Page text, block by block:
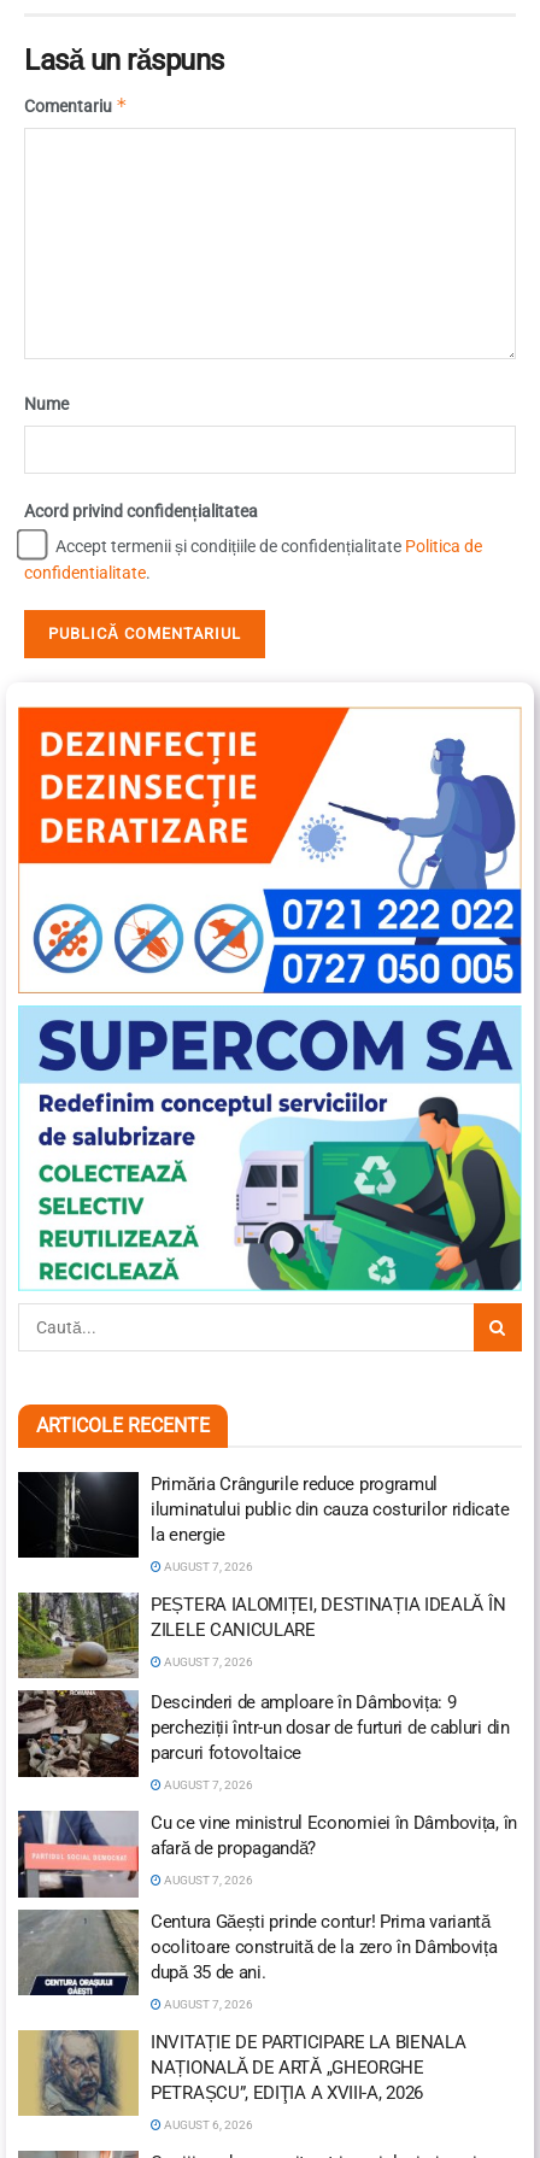
Lasă un răspuns
Comentariu *
Nume
Acord privind confidențialitatea
Accept termenii și condițiile de confidențialitate Politica de
confidentialitate.
ARTICOLE RECENTE
Primăria Crângurile reduce programul
iluminatului public din cauza costurilor ridicate
la energie
AUGUST 7, 2026
PEȘTERA IALOMIȚEI, DESTINAȚIA IDEALĂ ÎN
ZILELE CANICULARE
AUGUST 7, 2026
Descinderi de amploare în Dâmbovița: 9
percheziții într-un dosar de furturi de cabluri din
parcuri fotovoltaice
AUGUST 7, 2026
Cu ce vine ministrul Economiei în Dâmbovița, în
afară de propagandă?
AUGUST 7, 2026
Centura Găești prinde contur! Prima variantă
ocolitoare construită de la zero în Dâmbovița
după 35 de ani.
AUGUST 7, 2026
INVITAȚIE DE PARTICIPARE LA BIENALA
NAȚIONALĂ DE ARTĂ „GHEORGHE
PETRAȘCU”, EDIŢIA A XVIII-A, 2026
AUGUST 6, 2026